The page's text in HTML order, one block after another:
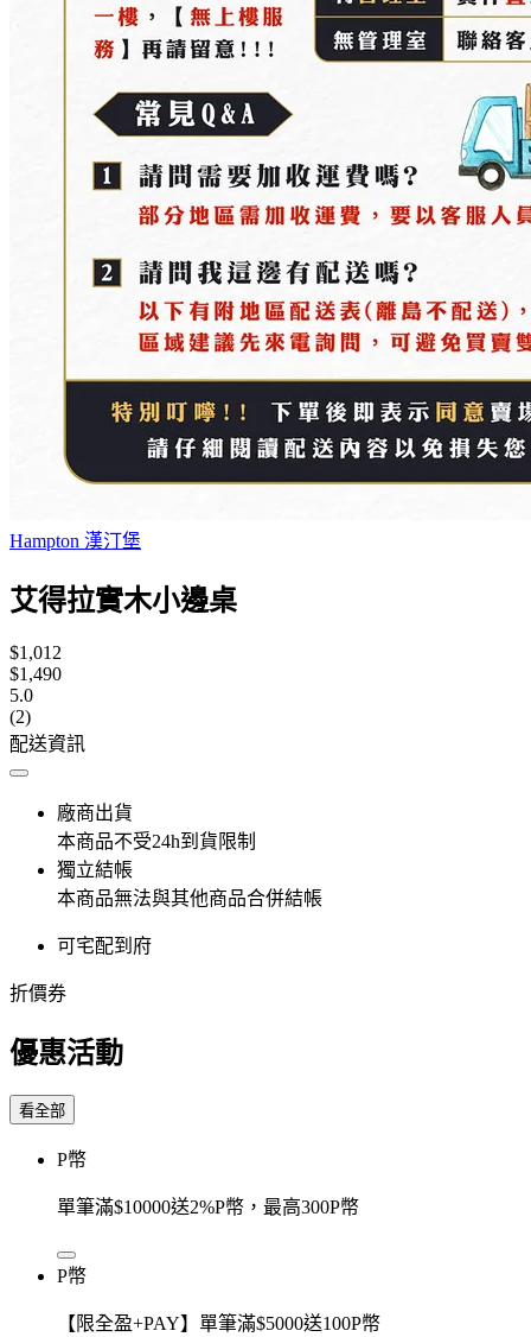
Hampton 漢汀堡
艾得拉實木小邊桌
$1,012
$1,490
5.0
(2)
配送資訊
廠商出貨
本商品不受24h到貨限制
獨立結帳
本商品無法與其他商品合併結帳
可宅配到府
折價券
優惠活動
看全部
P幣
單筆滿$10000送2%P幣，最高300P幣
P幣
【限全盈+PAY】單筆滿$5000送100P幣